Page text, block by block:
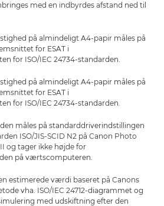
med en indbyrdes afstand ned til
på almindeligt A4-papir måles på
for ESAT i
for ISO/IEC 24734-standarden.
på almindeligt A4-papir måles på
for ESAT i
for ISO/IEC 24734-standarden.
måles på standarddriverindstillingen
ISO/JIS-SCID N2 på Canon Photo
og tager ikke højde for
på værtscomputeren.
estimerede værdi baseret på Canons
vha. ISO/IEC 24712-diagrammet og
med udskiftning efter den